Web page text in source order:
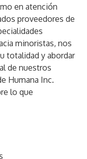
en atención
proveedores de
minoristas, nos
totalidad y abordar
de nuestros
Humana Inc.
lo que